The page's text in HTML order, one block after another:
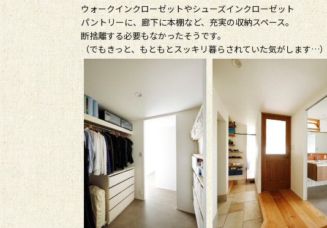
ウォークインクローゼットやシューズインクローゼット
パントリーに、廊下に本棚など、充実の収納スペース。
断捨離する必要もなかったそうです。
（でもきっと、もともとスッキリ暮らされていた気がします…）